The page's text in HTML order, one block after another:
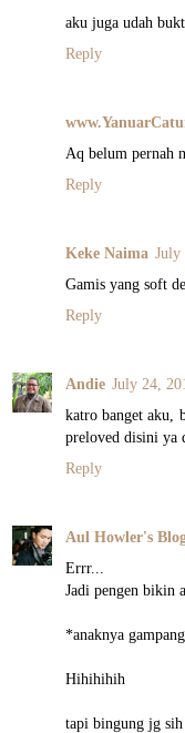
aku juga udah
Reply
Aq belum pernah
Reply
Keke Naima July
Gamis yang soft
Reply
Andie July 24,
katro banget aku,
preloved disini ya
Reply
Aul Howler's
Errr...
Jadi pengen bikin
*anaknya
Hihihihih
tapi bingung jg